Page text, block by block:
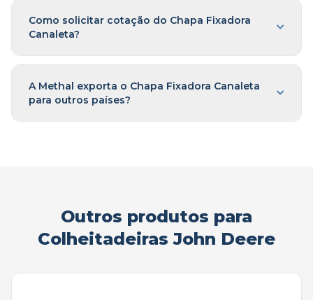
Como solicitar cotação do Chapa Fixadora
Canaleta?
A Methal exporta o Chapa Fixadora Canaleta
para outros países?
Outros produtos para
Colheitadeiras John Deere